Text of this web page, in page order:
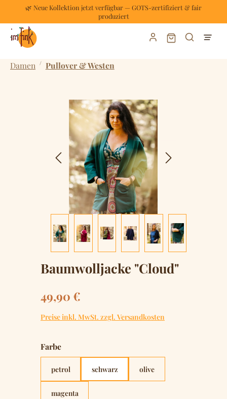
Zum Hauptinhalt springen
🌿 Neue Kollektion jetzt verfügbar — GOTS-zertifiziert & fair
produziert
Warenkorb
Damen / Pullover & Westen
Bildergalerie überspringen
Baumwolljacke "Cloud"
Regulärer Preis:
49,90 €
Preise inkl. MwSt. zzgl. Versandkosten
Farbeauswählen
petrol schwarz olive
magenta